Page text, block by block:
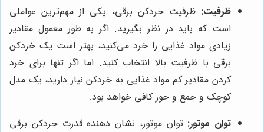
ظرفیت: ظرفیت خردکن برقی، یکی از مهم‌ترین عواملی
است که باید در نظر بگیرید. اگر به طور معمول مقادیر
زیادی مواد غذایی را خرد می‌کنید، بهتر است یک خردکن
برقی با ظرفیت بالا انتخاب کنید. اما اگر تنها برای خرد
کردن مقادیر کم مواد غذایی به خردکن نیاز دارید، یک مدل
کوچک و جمع و جور کافی خواهد بود.
توان موتور: توان موتور، نشان دهنده قدرت خردکن برقی